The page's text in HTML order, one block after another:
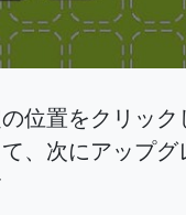
位置をクリック
、次にアップ